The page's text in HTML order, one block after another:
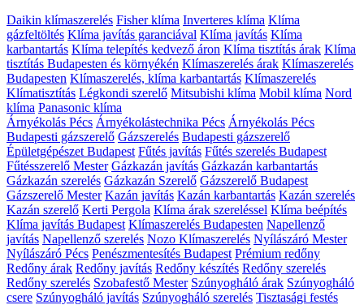
Daikin klímaszerelés Fisher klíma Inverteres klíma Klíma
gázfeltöltés Klíma javítás garanciával Klíma javítás Klíma
karbantartás Klíma telepítés kedvező áron Klíma tisztítás árak Klíma
tisztítás Budapesten és környékén Klímaszerelés árak Klímaszerelés
Budapesten Klímaszerelés, klíma karbantartás Klímaszerelés
Klímatisztítás Légkondi szerelő Mitsubishi klíma Mobil klíma Nord
klíma Panasonic klíma
Árnyékolás Pécs Árnyékolástechnika Pécs Árnyékolás Pécs
Budapesti gázszerelő Gázszerelés Budapesti gázszerelő
Épületgépészet Budapest Fűtés javítás Fűtés szerelés Budapest
Fűtésszerelő Mester Gázkazán javítás Gázkazán karbantartás
Gázkazán szerelés Gázkazán Szerelő Gázszerelő Budapest
Gázszerelő Mester Kazán javítás Kazán karbantartás Kazán szerelés
Kazán szerelő Kerti Pergola Klíma árak szereléssel Klíma beépítés
Klíma javítás Budapest Klímaszerelés Budapesten Napellenző
javítás Napellenző szerelés Nozo Klímaszerelés Nyílászáró Mester
Nyílászáró Pécs Penészmentesítés Budapest Prémium redőny
Redőny árak Redőny javítás Redőny készítés Redőny szerelés
Redőny szerelés Szobafestő Mester Szúnyogháló árak Szúnyogháló
csere Szúnyogháló javítás Szúnyogháló szerelés Tisztasági festés